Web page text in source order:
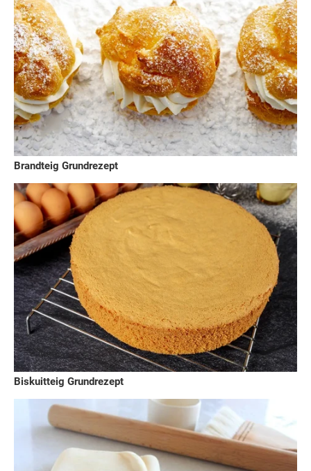
Brandteig Grundrezept
Biskuitteig Grundrezept